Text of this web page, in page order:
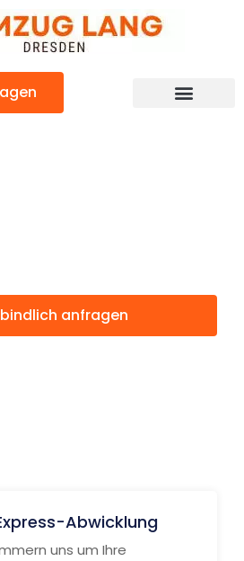
anfragen
Abwicklung
uns um Ihre